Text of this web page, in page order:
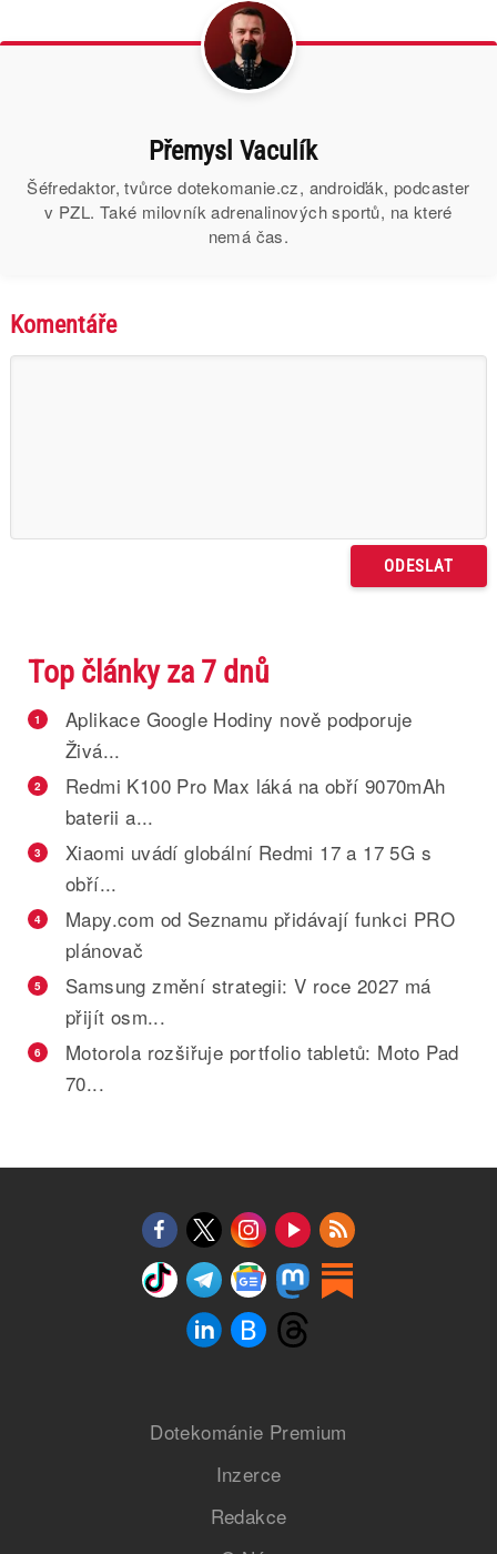
Přemysl Vaculík
Šéfredaktor, tvůrce dotekomanie.cz, androiďák, podcaster
v PZL. Také milovník adrenalinových sportů, na které
nemá čas.
Komentáře
Top články za 7 dnů
1
Aplikace Google Hodiny nově podporuje
Živá...
2
Redmi K100 Pro Max láká na obří 9070mAh
baterii a...
3
Xiaomi uvádí globální Redmi 17 a 17 5G s
obří...
4
Mapy.com od Seznamu přidávají funkci PRO
plánovač
5
Samsung změní strategii: V roce 2027 má
přijít osm...
6
Motorola rozšiřuje portfolio tabletů: Moto Pad
70...
Dotekománie Premium
Inzerce
Redakce